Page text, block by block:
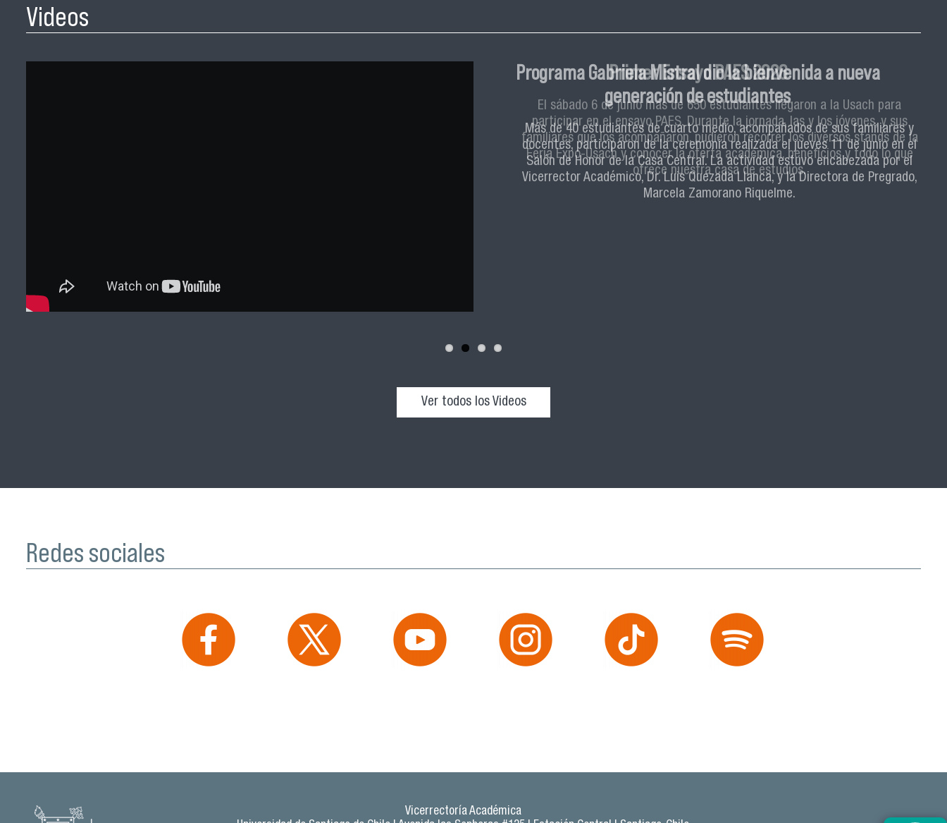
Videos
Primer Ensayo PAES 2026
El sábado 6 de junio más de 650 estudiantes llegaron a la Usach para
participar en el ensayo PAES. Durante la jornada, las y los jóvenes, y sus
familiares que los acompañaron, pudieron recorrer los diversos stands de la
Feria Expo-Usach y conocer la oferta académica, beneficios y todo lo que
ofrece nuestra casa de estudios.
Ver todos los Videos
Redes sociales
Vicerrectoría Académica